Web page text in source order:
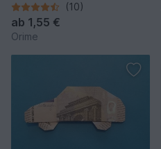
(10)
ab 1,55 €
Orime